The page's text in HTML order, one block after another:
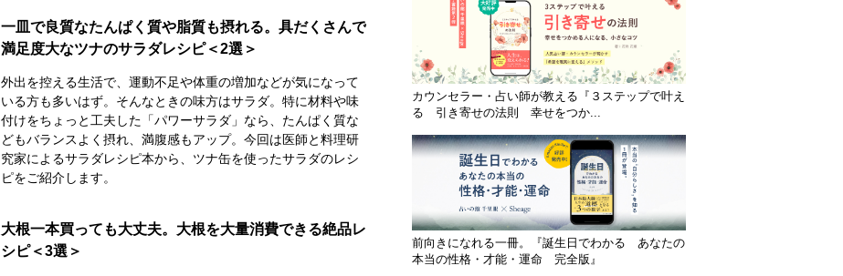
一皿で良質なたんぱく質や脂質も摂れる。具だくさんで
満足度大なツナのサラダレシピ＜2選＞
外出を控える生活で、運動不足や体重の増加などが気になって
いる方も多いはず。そんなときの味方はサラダ。特に材料や味
付けをちょっと工夫した「パワーサラダ」なら、たんぱく質な
どもバランスよく摂れ、満腹感もアップ。今回は医師と料理研
究家によるサラダレシピ本から、ツナ缶を使ったサラダのレシ
ピをご紹介します。
大根一本買っても大丈夫。大根を大量消費できる絶品レ
シピ＜3選＞
カウンセラー・占い師が教える『３ステップで叶え
る 引き寄せの法則 幸せをつか...
前向きになれる一冊。『誕生日でわかる あなたの
本当の性格・才能・運命 完全版』